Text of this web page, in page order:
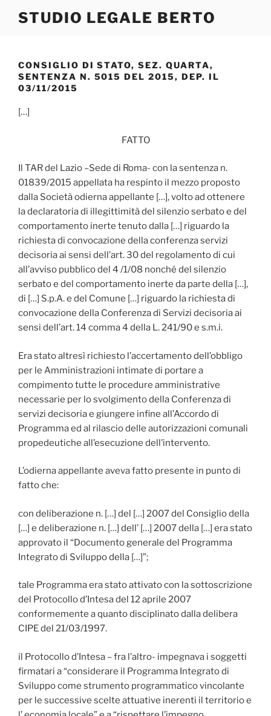
STUDIO LEGALE BERTO
CONSIGLIO DI STATO, SEZ. QUARTA,
SENTENZA N. 5015 DEL 2015, DEP. IL
03/11/2015
[…]
FATTO
Il TAR del Lazio –Sede di Roma- con la sentenza n.
01839/2015 appellata ha respinto il mezzo proposto
dalla Società odierna appellante […], volto ad ottenere
la declaratoria di illegittimità del silenzio serbato e del
comportamento inerte tenuto dalla […] riguardo la
richiesta di convocazione della conferenza servizi
decisoria ai sensi dell’art. 30 del regolamento di cui
all’avviso pubblico del 4 /1/08 nonché del silenzio
serbato e del comportamento inerte da parte della […],
di […] S.p.A. e del Comune […] riguardo la richiesta di
convocazione della Conferenza di Servizi decisoria ai
sensi dell’art. 14 comma 4 della L. 241/90 e s.m.i.
Era stato altresì richiesto l’accertamento dell’obbligo
per le Amministrazioni intimate di portare a
compimento tutte le procedure amministrative
necessarie per lo svolgimento della Conferenza di
servizi decisoria e giungere infine all’Accordo di
Programma ed al rilascio delle autorizzazioni comunali
propedeutiche all’esecuzione dell’intervento.
L’odierna appellante aveva fatto presente in punto di
fatto che:
con deliberazione n. […] del […] 2007 del Consiglio della
[…] e deliberazione n. […] dell’ […] 2007 della […] era stato
approvato il “Documento generale del Programma
Integrato di Sviluppo della […]”;
tale Programma era stato attivato con la sottoscrizione
del Protocollo d’Intesa del 12 aprile 2007
conformemente a quanto disciplinato dalla delibera
CIPE del 21/03/1997.
il Protocollo d’Intesa – fra l’altro- impegnava i soggetti
firmatari a “considerare il Programma Integrato di
Sviluppo come strumento programmatico vincolante
per le successive scelte attuative inerenti il territorio e